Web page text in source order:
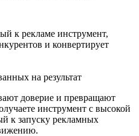
к рекламе инструмент,
и конвертирует
на результат
доверие и превращают
инструмент с высокой
к запуску рекламных